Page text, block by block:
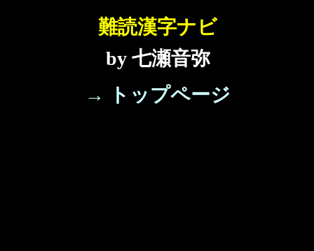
難読漢字ナビ
by 七瀬音弥
→ トップページ